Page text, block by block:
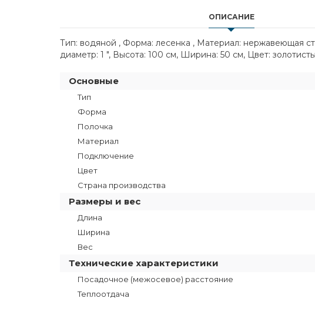
ОПИСАНИЕ
Тип: водяной , Форма: лесенка , Материал: нержавеющая
диаметр: 1 ", Высота: 100 см, Ширина: 50 см, Цвет:
Основные
Тип
Форма
Полочка
Материал
Подключение
Цвет
Страна производства
Размеры и вес
Длина
Ширина
Вес
Технические характеристики
Посадочное (межосевое) расстояние
Теплоотдача